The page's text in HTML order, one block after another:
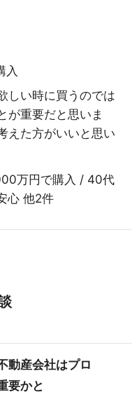
入
しい時に買うのでは
が重要だと思いま
えた方がいいと思い
万円で購入 / 40代
心 他2件
動産会社はプロ
要かと